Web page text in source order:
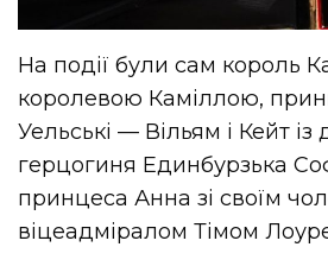
На події були сам король
королевою Каміллою,
Уельські — Вільям і Кейт із
герцогиня Единбурзька
принцеса Анна зі своїм
віцеадміралом Тімом